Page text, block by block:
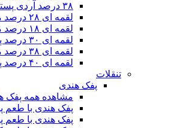
۳۸ درصد آردی پسته و بادام
لقمه ای ۲۸ درصد مخلوط پسته و بادام
لقمه ای ۱۸ درصد مخلوط پسته و بادام
لقمه ای ۳۰ درصد پسته
لقمه ای ۳۸ درصد مخلوط پسته و بادام
لقمه ای ۴۰ درصد پسته
تنقلات
پفک هندی
مشاهده همه پفک
پفک هندی با طعم
پفک هندی با طعم